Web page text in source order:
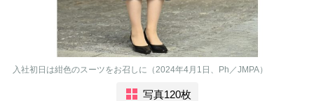
入社初日は紺色のスーツをお召しに（2024年4月1日、Ph／JMPA）
写真120枚